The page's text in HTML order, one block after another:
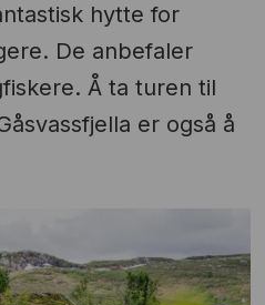
hytte for
De anbefaler
Å ta turen til
er også å